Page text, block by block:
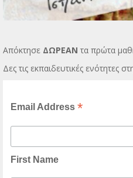
Απόκτησε ΔΩΡΕΑΝ τα πρώτα
Δες τις εκπαιδευτικές ενότητες
Email Address*
First Name